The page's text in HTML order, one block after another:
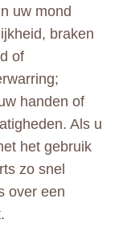
uw mond
braken
of
handen of
Als u
het gebruik
zo snel
over een